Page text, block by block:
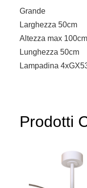
Grande
Larghezza 50cm
Altezza max 100cm
Lunghezza 50cm
Lampadina
Prodotti